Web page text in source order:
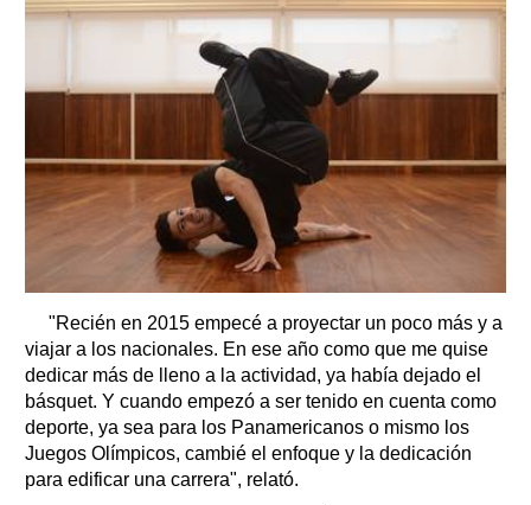
"Recién en 2015 empecé a proyectar un poco más y a
viajar a los nacionales. En ese año como que me quise
dedicar más de lleno a la actividad, ya había dejado el
básquet. Y cuando empezó a ser tenido en cuenta como
deporte, ya sea para los Panamericanos o mismo los
Juegos Olímpicos, cambié el enfoque y la dedicación
para edificar una carrera", relató.